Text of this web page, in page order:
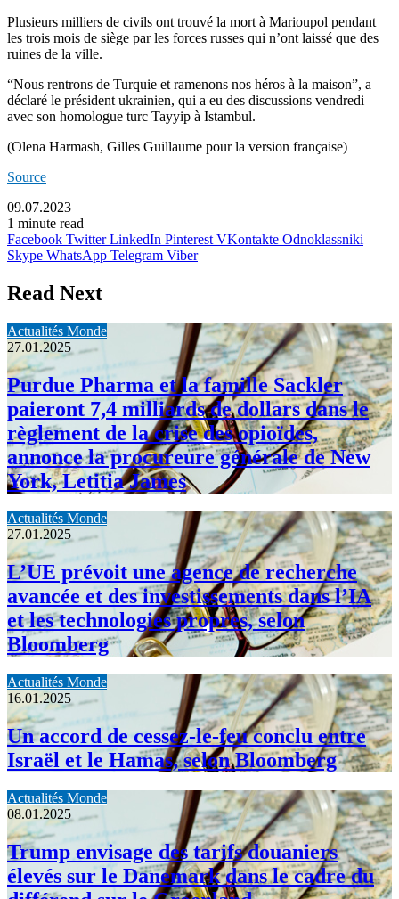
Plusieurs milliers de civils ont trouvé la mort à Marioupol pendant
les trois mois de siège par les forces russes qui n’ont laissé que des
ruines de la ville.
“Nous rentrons de Turquie et ramenons nos héros à la maison”, a
déclaré le président ukrainien, qui a eu des discussions vendredi
avec son homologue turc Tayyip à Istambul.
(Olena Harmash, Gilles Guillaume pour la version française)
Source
09.07.2023
1 minute read
Facebook Twitter LinkedIn Pinterest VKontakte Odnoklassniki
Skype WhatsApp Telegram Viber
Read Next
Actualités Monde
27.01.2025
Purdue Pharma et la famille Sackler
paieront 7,4 milliards de dollars dans le
règlement de la crise des opioïdes,
annonce la procureure générale de New
York, Letitia James
Actualités Monde
27.01.2025
L’UE prévoit une agence de recherche
avancée et des investissements dans l’IA
et les technologies propres, selon
Bloomberg
Actualités Monde
16.01.2025
Un accord de cessez-le-feu conclu entre
Israël et le Hamas, selon Bloomberg
Actualités Monde
08.01.2025
Trump envisage des tarifs douaniers
élevés sur le Danemark dans le cadre du